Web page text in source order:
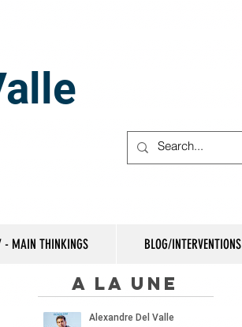
- MAIN THINKINGS BLOG/INTERVENTIONS
A la une